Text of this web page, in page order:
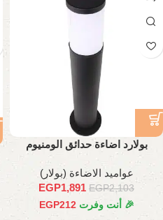
بولارد اضاءة حدائق الومنيوم
عواميد الاضاءة (بولار)
EGP2,103
EGP1,891
🎉 أنت وفرت EGP212